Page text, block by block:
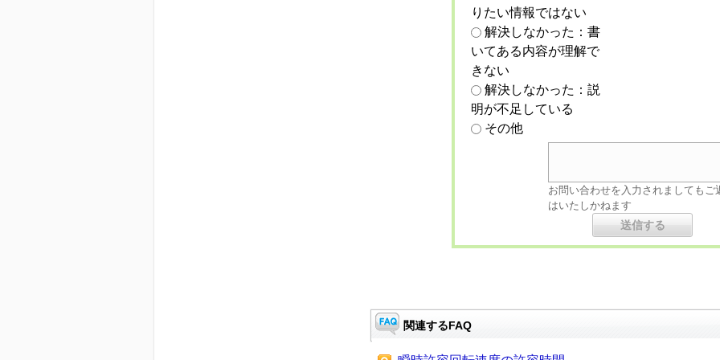
りたい情報ではない
解決しなかった：書
いてある内容が理解で
きない
解決しなかった：説
明が不足している
その他
お問い合わせを入力されましてもご
はいたしかねます
関連するFAQ